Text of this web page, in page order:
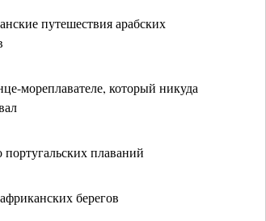
путешествия арабских
мореплавателе, который никуда
португальских плаваний
берегов